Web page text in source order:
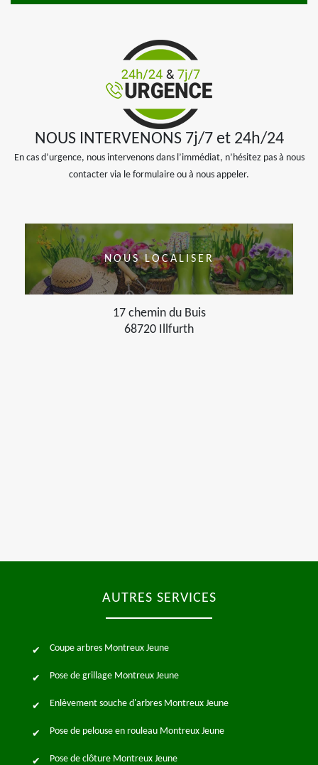
NOUS INTERVENONS 7j/7 et 24h/24
En cas d’urgence, nous intervenons dans l’immédiat, n’hésitez pas à nous
contacter via le formulaire ou à nous appeler.
NOUS LOCALISER
17 chemin du Buis
68720 Illfurth
AUTRES SERVICES
Coupe arbres Montreux Jeune
Pose de grillage Montreux Jeune
Enlèvement souche d'arbres Montreux Jeune
Pose de pelouse en rouleau Montreux Jeune
Pose de clôture Montreux Jeune